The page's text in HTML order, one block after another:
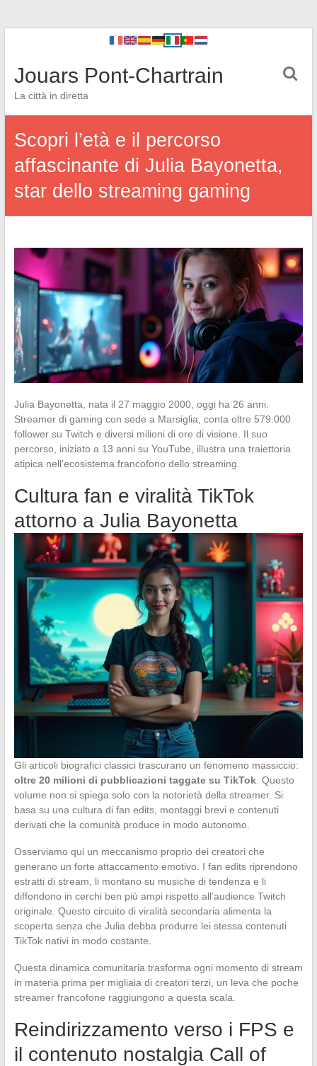
Jouars Pont-Chartrain
La città in diretta
Scopri l’età e il percorso
affascinante di Julia Bayonetta,
star dello streaming gaming
Julia Bayonetta, nata il 27 maggio 2000, oggi ha 26 anni.
Streamer di gaming con sede a Marsiglia, conta oltre 579.000
follower su Twitch e diversi milioni di ore di visione. Il suo
percorso, iniziato a 13 anni su YouTube, illustra una traiettoria
atipica nell’ecosistema francofono dello streaming.
Cultura fan e viralità TikTok
attorno a Julia Bayonetta
Gli articoli biografici classici trascurano un fenomeno massiccio:
oltre 20 milioni di pubblicazioni taggate su TikTok. Questo
volume non si spiega solo con la notorietà della streamer. Si
basa su una cultura di fan edits, montaggi brevi e contenuti
derivati che la comunità produce in modo autonomo.
Osserviamo qui un meccanismo proprio dei creatori che
generano un forte attaccamento emotivo. I fan edits riprendono
estratti di stream, li montano su musiche di tendenza e li
diffondono in cerchi ben più ampi rispetto all’audience Twitch
originale. Questo circuito di viralità secondaria alimenta la
scoperta senza che Julia debba produrre lei stessa contenuti
TikTok nativi in modo costante.
Questa dinamica comunitaria trasforma ogni momento di stream
in materia prima per migliaia di creatori terzi, un leva che poche
streamer francofone raggiungono a questa scala.
Reindirizzamento verso i FPS e
il contenuto nostalgia Call of